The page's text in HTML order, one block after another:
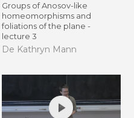
Groups of Anosov-like
homeomorphisms and
foliations of the plane -
lecture 3
De Kathryn Mann